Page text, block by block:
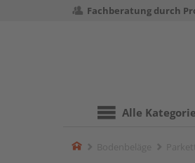
Fachberatung durch
Alle
Home